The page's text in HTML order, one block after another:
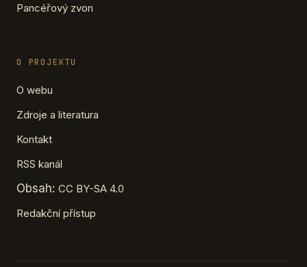
Pancéřový zvon
O PROJEKTU
O webu
Zdroje a literatura
Kontakt
RSS kanál
Obsah: CC BY-SA 4.0
Redakční přístup